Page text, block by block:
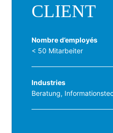
CLIENT
Nombre d’employés
< 50 Mitarbeiter
Industries
Beratung,